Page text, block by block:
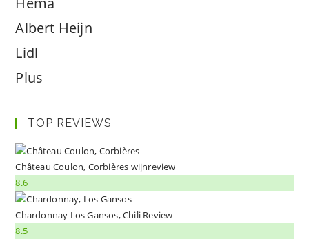
Albert Heijn
Lidl
Plus
TOP REVIEWS
Château Coulon, Corbières wijnreview
8.6
Chardonnay Los Gansos, Chili Review
8.5